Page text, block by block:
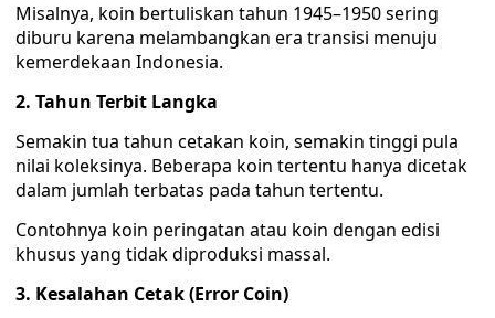
Misalnya, koin bertuliskan tahun 1945–1950 sering
diburu karena melambangkan era transisi menuju
kemerdekaan Indonesia.
2. Tahun Terbit Langka
Semakin tua tahun cetakan koin, semakin tinggi pula
nilai koleksinya. Beberapa koin tertentu hanya dicetak
dalam jumlah terbatas pada tahun tertentu.
Contohnya koin peringatan atau koin dengan edisi
khusus yang tidak diproduksi massal.
3. Kesalahan Cetak (Error Coin)